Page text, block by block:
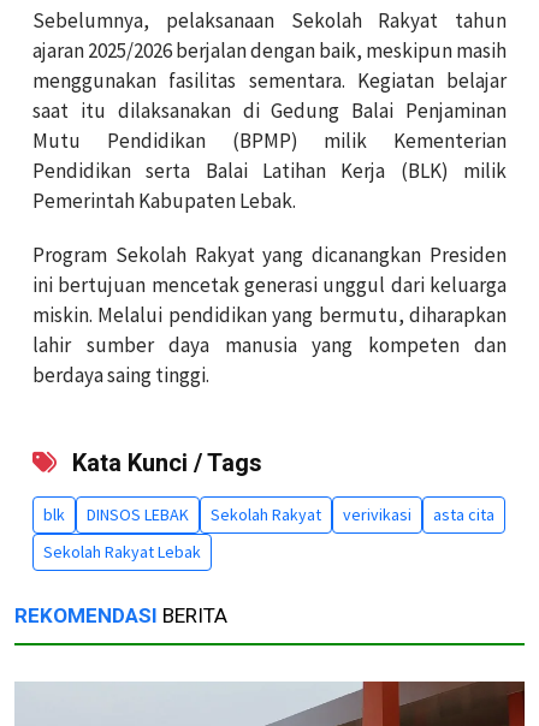
Sebelumnya, pelaksanaan Sekolah Rakyat tahun
ajaran 2025/2026 berjalan dengan baik, meskipun masih
menggunakan fasilitas sementara. Kegiatan belajar
saat itu dilaksanakan di Gedung Balai Penjaminan
Mutu Pendidikan (BPMP) milik Kementerian
Pendidikan serta Balai Latihan Kerja (BLK) milik
Pemerintah Kabupaten Lebak.
Program Sekolah Rakyat yang dicanangkan Presiden
ini bertujuan mencetak generasi unggul dari keluarga
miskin. Melalui pendidikan yang bermutu, diharapkan
lahir sumber daya manusia yang kompeten dan
berdaya saing tinggi.
Kata Kunci / Tags
blk DINSOS LEBAK Sekolah Rakyat verivikasi
asta cita
Sekolah Rakyat Lebak
REKOMENDASI BERITA